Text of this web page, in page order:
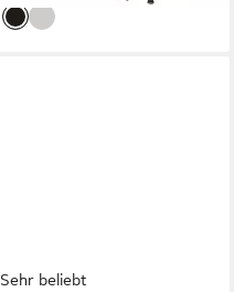
Sehr beliebt